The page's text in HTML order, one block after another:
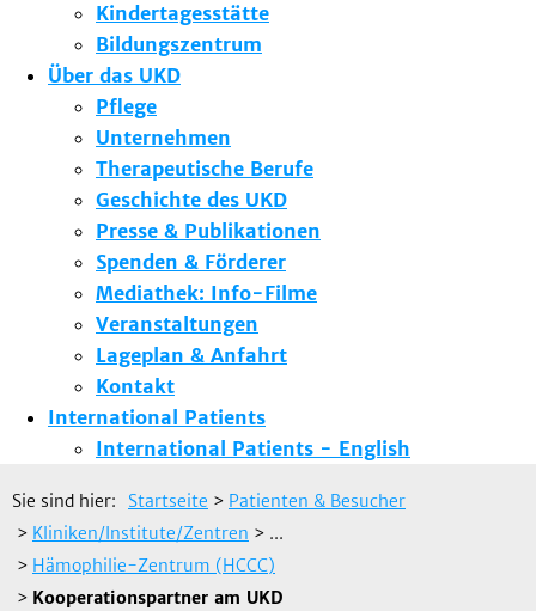
Kindertagesstätte
Bildungszentrum
Über das UKD
Pflege
Unternehmen
Therapeutische Berufe
Geschichte des UKD
Presse & Publikationen
Spenden & Förderer
Mediathek: Info-Filme
Veranstaltungen
Lageplan & Anfahrt
Kontakt
International Patients
International Patients - English
Sie sind hier: Startseite > Patienten & Besucher
> Kliniken/Institute/Zentren > ...
> Hämophilie-Zentrum (HCCC)
> Kooperationspartner am UKD